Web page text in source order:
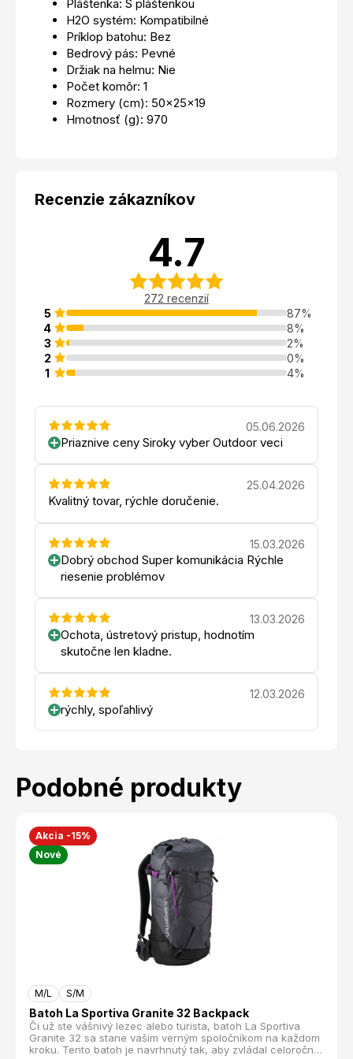
Pláštenka: S pláštenkou
H2O systém: Kompatibilné
Príklop batohu: Bez
Bedrový pás: Pevné
Držiak na helmu: Nie
Počet komôr: 1
Rozmery (cm): 50x25x19
Hmotnosť (g): 970
Recenzie zákazníkov
4.7
272 recenzií
5
87%
4
8%
3
2%
2
0%
1
4%
05.06.2026
Priaznive ceny Siroky vyber Outdoor veci
25.04.2026
Kvalitný tovar, rýchle doručenie.
15.03.2026
Dobrý obchod Super komunikácia Rýchle
riesenie problémov
13.03.2026
Ochota, ústretový pristup, hodnotím
skutočne len kladne.
12.03.2026
rýchly, spoľahlivý
Podobné produkty
Akcia -15%
Nové
M/L S/M
Batoh La Sportiva Granite 32 Backpack
Či už ste vášnivý lezec alebo turista, batoh La Sportiva
Granite 32 sa stane vaším verným spoločníkom na každom
kroku. Tento batoh je navrhnutý tak, aby zvládal celoročné